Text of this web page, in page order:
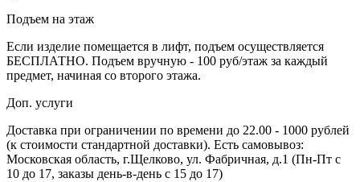
Подъем на этаж
Если изделие помещается в лифт, подъем осуществляется
БЕСПЛАТНО. Подъем вручную - 100 руб/этаж за каждый
предмет, начиная со второго этажа.
Доп. услуги
Доставка при ограничении по времени до 22.00 - 1000 рублей
(к стоимости стандартной доставки). Есть самовывоз:
Московская область, г.Щелково, ул. Фабричная, д.1 (Пн-Пт с
10 до 17, заказы день-в-день с 15 до 17)